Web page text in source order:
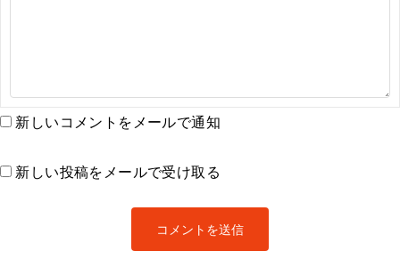
新しいコメントをメールで通知
新しい投稿をメールで受け取る